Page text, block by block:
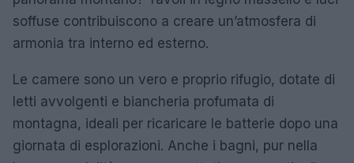
soffuse contribuiscono a creare un’atmosfera di
armonia tra interno ed esterno.
Le camere sono un vero e proprio rifugio, dotate di
letti avvolgenti e biancheria profumata di
montagna, ideali per ricaricare le batterie dopo una
giornata di esplorazioni. Anche i bagni, pur nella